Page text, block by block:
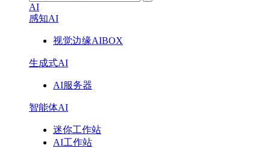
器，
AI
感知AI
视觉边缘AIBOX
生成式AI
AI服务器
智能体AI
迷你工作站
AI工作站